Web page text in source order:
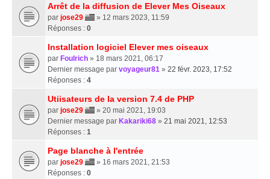
Arrêt de la diffusion de Elever Mes Oiseaux
par jose29
» 12 mars 2023, 11:59
Réponses : 0
Installation logiciel Elever mes oiseaux
par Foulrich » 18 mars 2021, 06:17
Dernier message par voyageur81 » 22 févr. 2023, 17:52
Réponses : 4
Utiisateurs de la version 7.4 de PHP
par jose29
» 20 mai 2021, 19:03
Dernier message par Kakariki68 » 21 mai 2021, 12:53
Réponses : 1
Page blanche à l'entrée
par jose29
» 16 mars 2021, 21:53
Réponses : 0